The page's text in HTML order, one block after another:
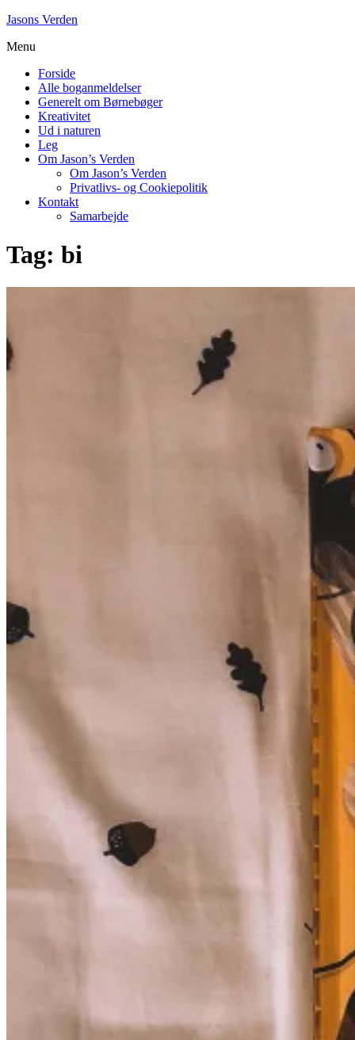
Skip
content
Jasons Verden
Menu
Forside
Alle boganmeldelser
Generelt om Børnebøger
Kreativitet
Ud i naturen
Leg
Om Jason’s Verden
Om Jason’s Verden
Privatlivs- og Cookiepolitik
Kontakt
Samarbejde
Tag: bi